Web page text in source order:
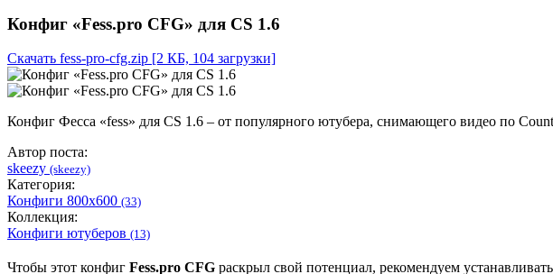
Конфиг «Fess.pro CFG» для CS 1.6
Скачать fess-pro-cfg.zip [2 КБ, 104 загрузки]
Конфиг Фесса «fess» для CS 1.6 – от популярного ютубера, снимающего видео по
Автор поста:
skeezy (skeezy)
Категория:
Конфиги 800x600 (33)
Коллекция:
Конфиги ютуберов (13)
Чтобы этот конфиг Fess.pro CFG раскрыл свой потенциал, рекомендуем